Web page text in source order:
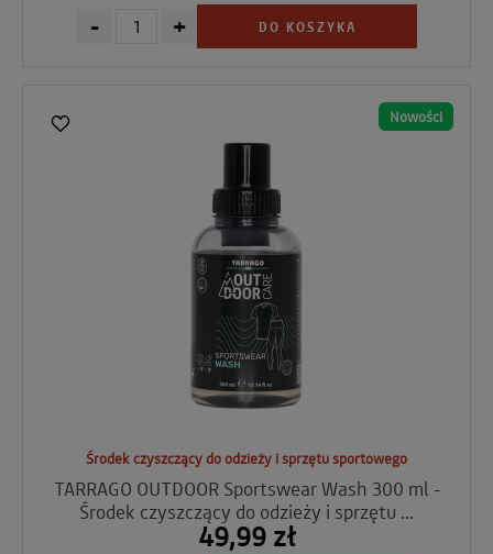
- + DO KOSZYKA
Nowości
Środek czyszczący do odzieży i sprzętu sportowego
TARRAGO OUTDOOR Sportswear Wash 300 ml -
Środek czyszczący do odzieży i sprzętu ...
49,99 zł